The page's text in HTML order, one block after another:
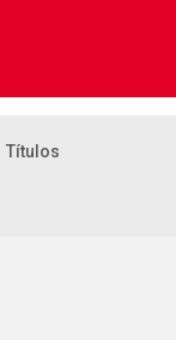
Títulos